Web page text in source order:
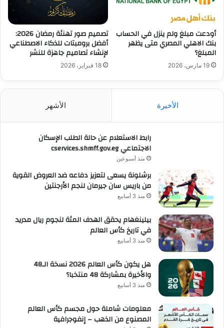
أودعت مبلغ ولم ينزل في الحساب
بنك الاهلي المصري متى يظهر
المبلغ؟
19 مارس، 2026
تصميم صور تهنئة رمضان 2026:
أفضل برومبتات للذكاء الاصطناعي
لإنشاء تصاميم جاهزة للنشر
18 فبراير، 2026
الأخيرة الأشهر
رابط الاستعلام عن حالة الطلب الإسكان
الاجتماعي cservices.shmff.gov.eg
منذ أسبوعين
برشلونة يسعى لتعزيز دفاعه ضد العروض القوية
من باريس سان جيرمان لنجم الأرجنتين
منذ 3 أسابيع
بيلينغهام يحقق الهدف المئة لنجوم ريال مدريد
في تاريخ كأس العالم
منذ 3 أسابيع
هل يكون كأس العالم 2026 نسخة الـ48
والأخيرة بمشاركة 48 منتخبا؟
منذ 3 أسابيع
معلومات شاملة حول مجسم كأس العالم
المصنوع من الذهب – إنفوجرافية